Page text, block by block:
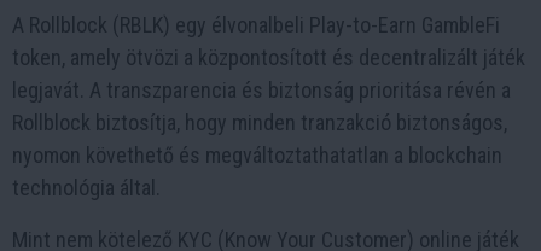
A Rollblock (RBLK) egy élvonalbeli Play-to-Earn GambleFi
token, amely ötvözi a központosított és decentralizált játék
legjavát. A transzparencia és biztonság prioritása révén a
Rollblock biztosítja, hogy minden tranzakció biztonságos,
nyomon követhető és megváltoztathatatlan a blockchain
technológia által.
Mint nem kötelező KYC (Know Your Customer) online játék